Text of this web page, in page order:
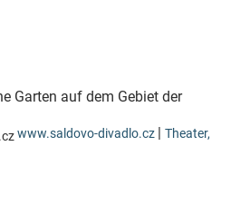
Garten auf dem Gebiet der
www.saldovo-divadlo.cz | Theater,